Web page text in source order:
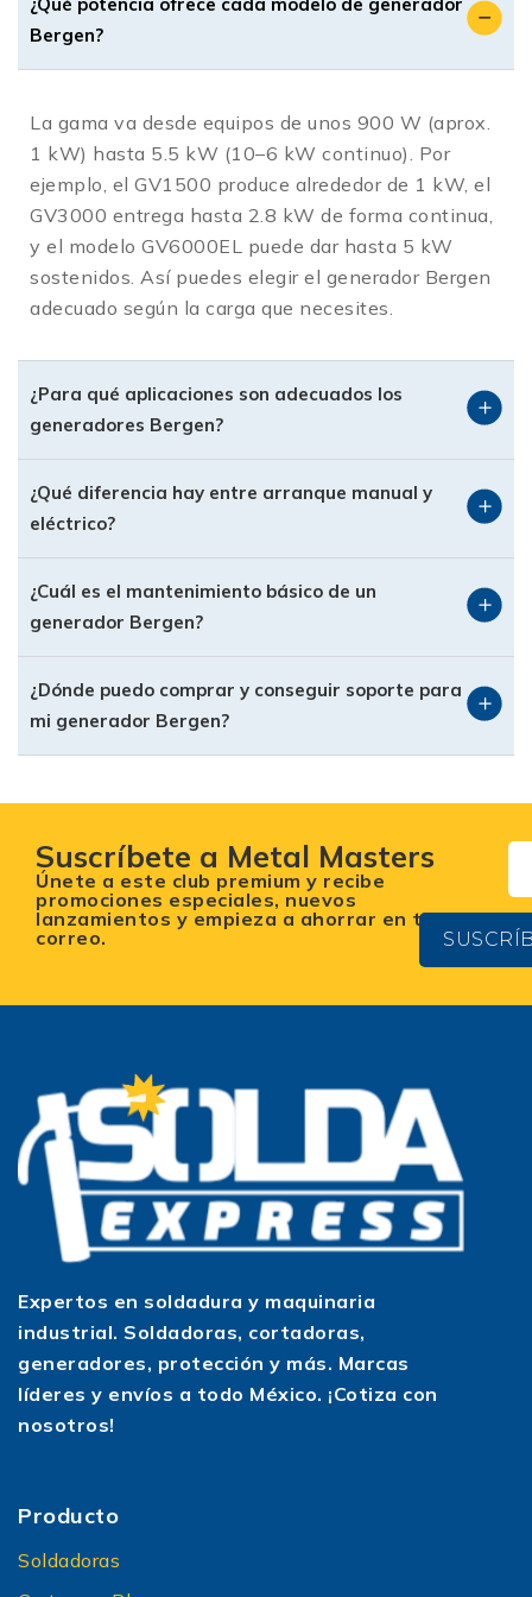
Generadores de luz para casa
Bergen
Pensados para brindar energía durante
apagones o cortes inesperados, los generadores
Bergen para uso residencial garantizan un
suministro estable para electrodomésticos
esenciales, sistemas de seguridad o iluminación
básica. Su operación silenciosa y eficiencia los
hace ideales para instalar en hogares,
Generadores inverter Bergen
Los generadores inverter Bergen ofrecen una
corriente eléctrica más limpia y estable, apta
para equipos sensibles como computadoras,
televisores o dispositivos electrónicos. Son
silenciosos, de bajo consumo y altamente
eficientes, lo que los convierte en una excelente
opción para quienes priorizan tecnología
cerrados o urbanos.
Generadores industriales
Bergen
Para demandas más exigentes, Bergen también
industriales. Estos equipos están construidos
con motores de alto rendimiento y chasis
robusto, capaces de soportar largas jornadas de
trabajo y alimentar maquinaria pesada. Son
Generadores multifuncionales
Bergen
Bergen también integra opciones versátiles que
combinan funciones de respaldo, portabilidad e
incluso conexión dual de voltaje (110V/220V).
Estas soluciones híbridas permiten cubrir
equipo, adaptándose fácilmente a condiciones
cambiantes de trabajo o entorno.
Beneficios de elegir
generadores Bergen
rendimiento estable y consistente. Gracias a sus
motores de 4 tiempos, experimentan menos
Bergen?
La gama va desde equipos de unos 900 W (aprox.
1 kW) hasta 5.5 kW (10–6 kW continuo). Por
ejemplo, el GV1500 produce alrededor de 1 kW, el
GV3000 entrega hasta 2.8 kW de forma continua,
y el modelo GV6000EL puede dar hasta 5 kW
sostenidos. Así puedes elegir el generador Bergen
adecuado según la carga que necesites.
¿Para qué aplicaciones son adecuados los
generadores Bergen?
¿Qué diferencia hay entre arranque manual y
eléctrico?
¿Cuál es el mantenimiento básico de un
generador Bergen?
¿Dónde puedo comprar y conseguir soporte para
mi generador Bergen?
Suscríbete a Metal Masters
Únete a este club premium y recibe
promociones especiales, nuevos
lanzamientos y empieza a ahorrar en tu
correo.
Expertos en soldadura y maquinaria
industrial. Soldadoras, cortadoras,
generadores, protección y más. Marcas
líderes y envíos a todo México. ¡Cotiza con
nosotros!
Producto
Soldadoras